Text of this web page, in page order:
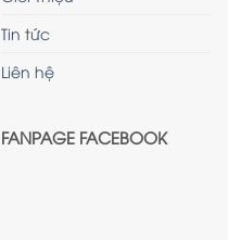
Tin tức
Liên hệ
FANPAGE FACEBOOK